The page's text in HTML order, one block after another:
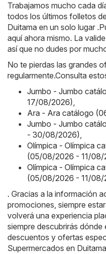
Trabajamos mucho cada
todos los últimos folletos
Duitama en un solo lugar
aquí ahora mismo. La
así que no dudes por
No te pierdas las grandes
regularmente.Consulta
Jumbo - Jumbo
17/08/2026),
Ara - Ara catálogo
Jumbo - Jumbo
- 30/08/2026),
Olímpica - Olímpica
(05/08/2026 - 11/08/
Olímpica - Olímpica
(05/08/2026 - 11/08/
. Gracias a la información
promociones, siempre
volverá una experiencia
siempre descubrirás
descuentos y ofertas
Supermercados en